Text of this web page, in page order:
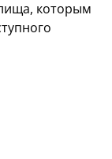
которым